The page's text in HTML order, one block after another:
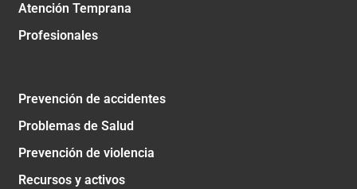
Atención Temprana
Profesionales
Prevención de accidentes
Problemas de Salud
Prevención de violencia
Recursos y activos